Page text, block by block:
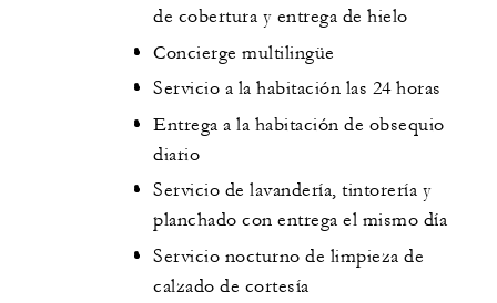
de cobertura y entrega de hielo
Concierge multilingüe
Servicio a la habitación las 24 horas
Entrega a la habitación de obsequio
diario
Servicio de lavandería, tintorería y
planchado con entrega el mismo día
Servicio nocturno de limpieza de
calzado de cortesía